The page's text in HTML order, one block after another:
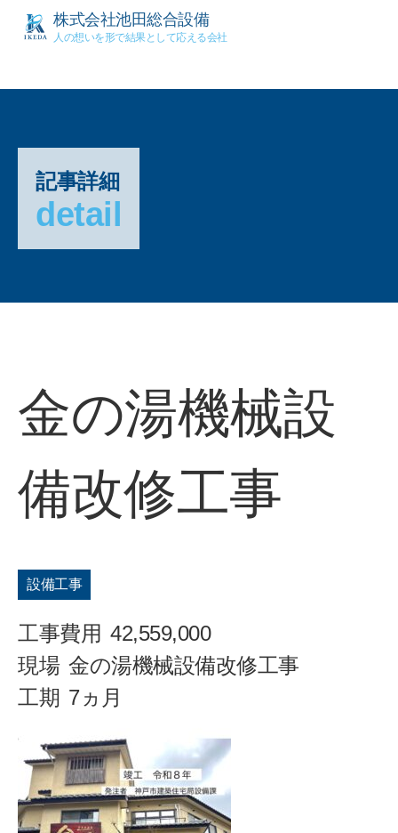
株式会社池田総合設備
人の想いを形で結果として応える会社
記事詳細
detail
金の湯機械設
備改修工事
設備工事
工事費用 42,559,000
現場 金の湯機械設備改修工事
工期 7ヵ月